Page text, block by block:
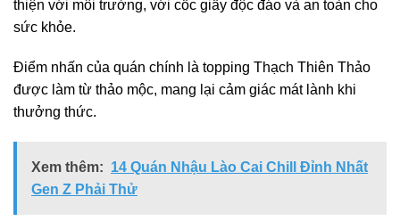
thiện với môi trường, với cốc giấy độc đáo và an toàn cho
sức khỏe.
Điểm nhấn của quán chính là topping Thạch Thiên Thảo
được làm từ thảo mộc, mang lại cảm giác mát lành khi
thưởng thức.
Xem thêm: 14 Quán Nhậu Lào Cai Chill Đỉnh Nhất
Gen Z Phải Thử